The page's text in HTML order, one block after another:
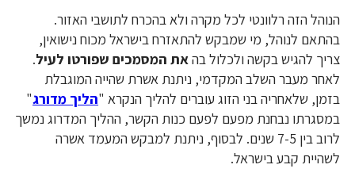
הנוהל הזה רלוונטי לכל מקרה ולא בהכרח לתושבי האזור.
בהתאם לנוהל, מי שמבקש להתאזרח בישראל מכוח נישואין,
צריך להגיש בקשה ולכלול בהאת המסמכים שפורטו לעיל.
לאחר מעבר השלב המקדמי, ניתנת אשרת שהייה המוגבלת
בזמן, שלאחריה בני הזוג עוברים להליך הנקרא "הליך מדורג"
במסגרתו נבחנת מפעם לפעם כנות הקשר, ההליך המדרוג נמשך
לרוב בין 7-5 שנים. לבסוף, ניתנת למבקש המעמד אשרה
לשהיית קבע בישראל.